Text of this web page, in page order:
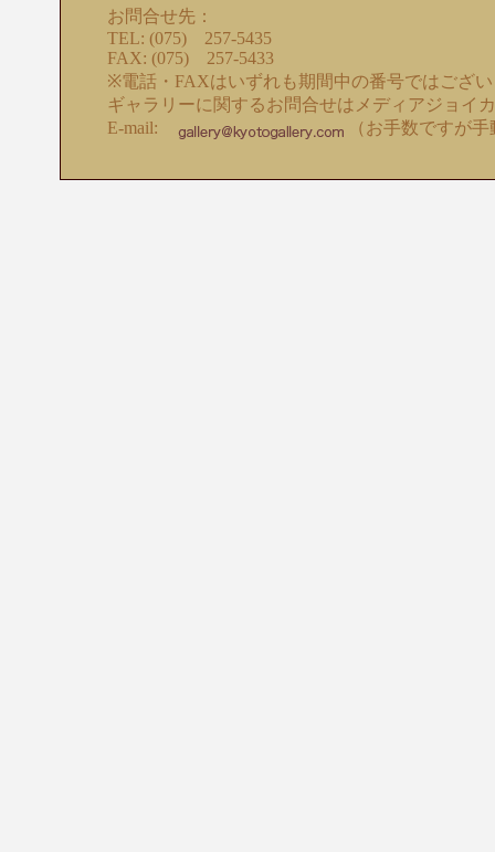
お問合せ先：
TEL: (075) 257-5435
FAX: (075) 257-5433
※電話・FAXはいずれも期間中の番号ではござ
ギャラリーに関するお問合せはメディアジョイ
E-mail:
（お手数ですが